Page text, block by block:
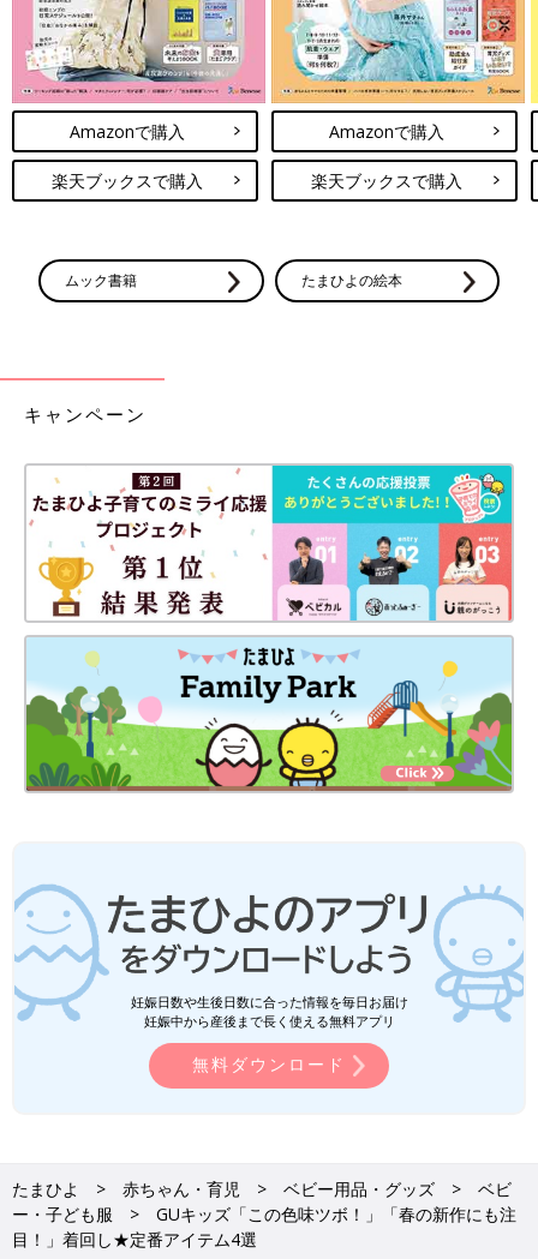
Amazonで購入
楽天ブックスで購入
Amazonで購入
楽天ブックスで購入
ムック書籍 たまひよの絵本
キャンペーン
妊娠日数や生後日数に合った情報を毎日お届け
妊娠中から産後まで長く使える無料アプリ
無料ダウンロード
たまひよ 赤ちゃん・育児 ベビー用品・グッズ
ベビ
ー・子ども服
GUキッズ「この色味ツボ！」「春の新作にも注
目！」着回し★定番アイテム4選